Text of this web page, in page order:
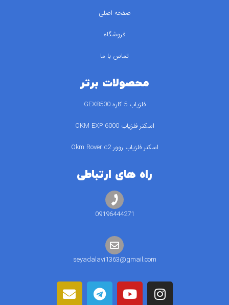
صفحه اصلی
فروشگاه
تماس با ما
محصولات برتر
فلزیاب 5 کاره GEX8500
اسکنر فلزیاب 6000 OKM EXP
اسکنر فلزیاب روور Okm Rover c2
راه های ارتباطی
09196444271
seyadalavi1363@gmail.com